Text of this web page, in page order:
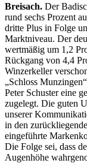
Breisach. Der
rund sechs Prozent
dritte Plus in Folge
Marktniveau. Der
wertmäßig um 1,2
Rückgang von 4,4
Winzerkeller
„Schloss
Peter Schuster eine
zugelegt. Die guten
unserer
in den
eingeführte
Die Folge sei, dass
Augenhöhe